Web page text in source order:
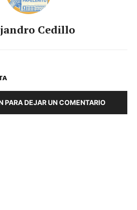
Cedillo
PARA DEJAR UN COMENTARIO